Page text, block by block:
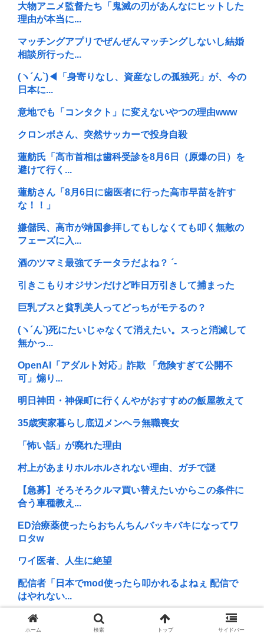
大物アニメ監督たち「鬼滅の刃があんなにヒットした
理由が本当に...
マッチングアプリでぜんぜんマッチングしないし結婚
相談所行った...
(ヽ´ん`)◀「身寄りなし、資産なしの孤独死」が、今の
日本に...
意地でも「コンタクト」に変えないやつの理由www
クロンボさん、突然サッカーで投身自殺
蓮舫氏「高市首相は歯科受診を8月6日（原爆の日）を
避けて行く...
蓮舫さん「8月6日に歯医者に行った高市早苗を許す
な！！」
嫌儲民、高市が靖国参拝してもしなくても叩く無敵の
フェーズに入...
酒のツマミ最強てチータラだよね？ ´-
引きこもりオジサンだけど昨日万引きして捕まった
巨乳ブスと貧乳美人ってどっちがモテるの？
(ヽ´ん`)死にたいじゃなくて消えたい。スっと消滅して
無かっ...
OpenAI「アダルト対応」詐欺 「危険すぎて公開不
可」煽り...
明日神田・神保町に行くんやがおすすめの飯屋教えて
35歳実家暮らし底辺メンヘラ無職喪女
「怖い話」が廃れた理由
村上があまりホルホルされない理由、ガチで謎
【急募】そろそろクルマ買い替えたいからこの条件に
合う車種教え...
ED治療薬使ったらおちんちんバッキバキになってワ
ロタw
ワイ医者、人生に絶望
配信者「日本でmod使ったら叩かれるよねぇ 配信で
はやれない...
長谷川亮太 ちばけんま 唐澤貴洋 無能弁護士
ホーム 検索 トップ サイドバー